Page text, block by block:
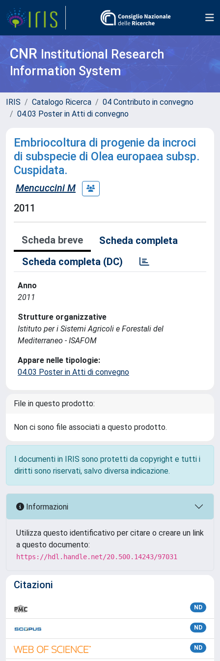
CNR Institutional Research
Information System
IRIS Catalogo Ricerca
04 Contributo in convegno
04.03 Poster in Atti di convegno
Embriocoltura di progenie da incroci
di subspecie di Olea europaea subsp.
Cuspidata.
Mencuccini M
2011
Scheda breve
Scheda completa
Scheda completa (DC)
Anno
2011
Strutture organizzative
Istituto per i Sistemi Agricoli e Forestali del
Mediterraneo - ISAFOM
Appare nelle tipologie:
04.03 Poster in Atti di convegno
File in questo prodotto:
Non ci sono file associati a questo prodotto.
I documenti in IRIS sono protetti da copyright e tutti i
diritti sono riservati, salvo diversa indicazione.
Informazioni
Utilizza questo identificativo per citare o creare un link
a questo documento:
https://hdl.handle.net/20.500.14243/97031
Citazioni
ND
ND
ND